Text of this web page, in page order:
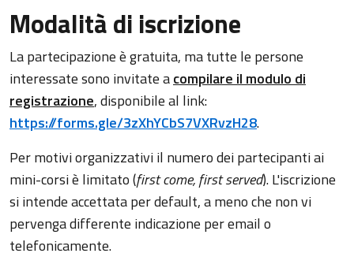
Modalità di iscrizione
La partecipazione è gratuita, ma tutte le persone
interessate sono invitate acompilare il modulo di
registrazione, disponibile al link:
https://forms.gle/3zXhYCbS7VXRvzH28.
Per motivi organizzativi il numero dei partecipanti ai
mini-corsi è limitato (first come, first served). L'iscrizione
si intende accettata per default, a meno che non vi
pervenga differente indicazione per email o
telefonicamente.